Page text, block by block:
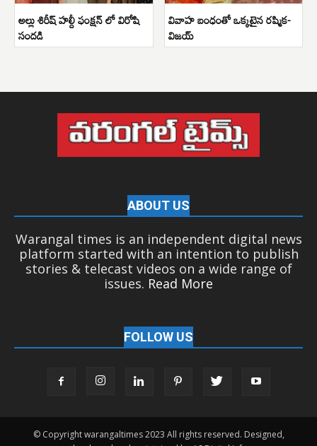
అల్లు శిరీష్ హల్దీ ఫంక్షన్ లో విరోషి
సందడి
వివాహ బంధంతో ఒక్కటైన రష్మిక-
విజయ్
ABOUT US
Warangal times is an independent digital news
platform started with an intention to publish
stories & telecast videos on a wide range of
issues. Read More
FOLLOW US
© Copyright warangaltimes 2023 All rights reserved. Designed,